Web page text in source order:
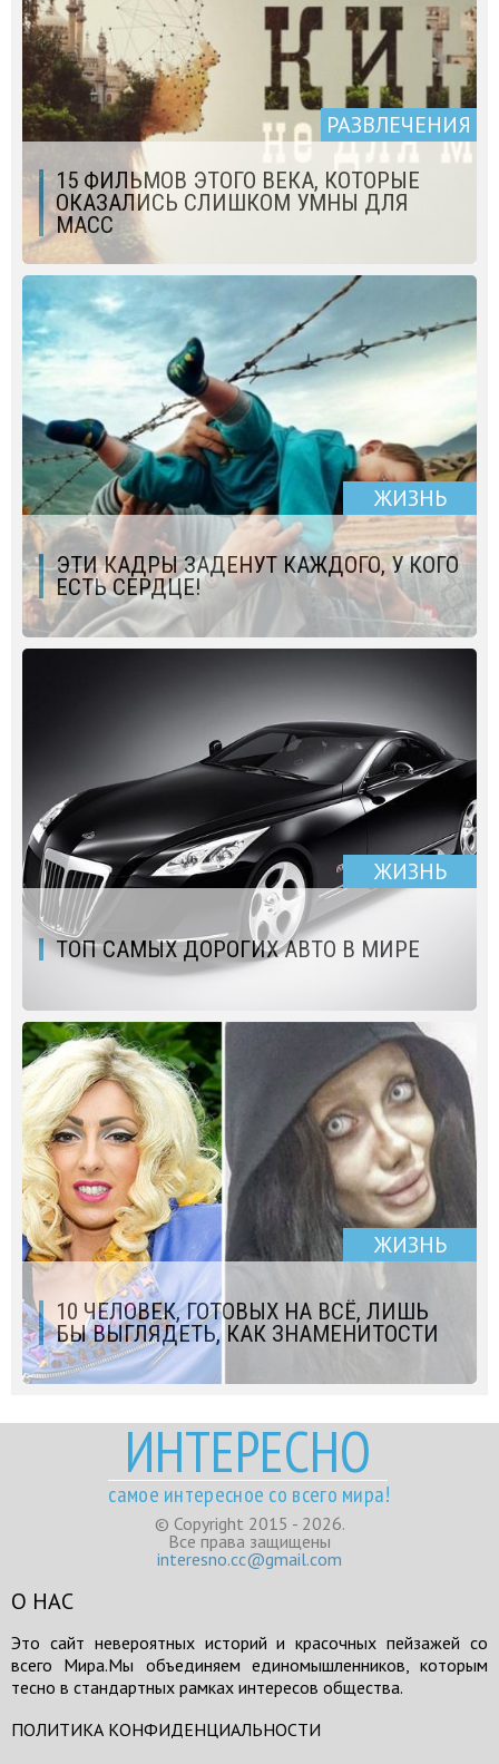
РАЗВЛЕЧЕНИЯ
15 ФИЛЬМОВ ЭТОГО ВЕКА, КОТОРЫЕ
ОКАЗАЛИСЬ СЛИШКОМ УМНЫ ДЛЯ
МАСС
ЖИЗНЬ
ЭТИ КАДРЫ ЗАДЕНУТ КАЖДОГО, У КОГО
ЕСТЬ СЕРДЦЕ!
ЖИЗНЬ
ТОП САМЫХ ДОРОГИХ АВТО В МИРЕ
ЖИЗНЬ
10 ЧЕЛОВЕК, ГОТОВЫХ НА ВСЁ, ЛИШЬ
БЫ ВЫГЛЯДЕТЬ, КАК ЗНАМЕНИТОСТИ
ИНТЕРЕСНО
самое интересное со всего мира!
© Copyright 2015 - 2026.
Все права защищены
interesno.cc@gmail.com
О НАС
Это сайт невероятных историй и красочных пейзажей со
всего Мира.Мы объединяем единомышленников, которым
тесно в стандартных рамках интересов общества.
ПОЛИТИКА КОНФИДЕНЦИАЛЬНОСТИ